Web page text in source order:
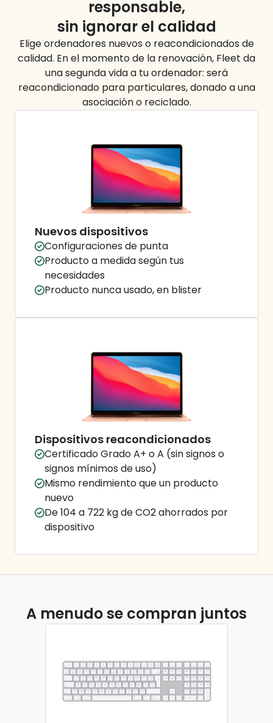
responsable,
sin ignorar el calidad
Elige ordenadores nuevos o reacondicionados de
calidad. En el momento de la renovación, Fleet da
una segunda vida a tu ordenador: será
reacondicionado para particulares, donado a una
asociación o reciclado.
Nuevos dispositivos
Configuraciones de punta
Producto a medida según tus
necesidades
Producto nunca usado, en blister
Dispositivos reacondicionados
Certificado Grado A+ o A (sin signos o
signos mínimos de uso)
Mismo rendimiento que un producto
nuevo
De 104 a 722 kg de CO2 ahorrados por
dispositivo
A menudo se compran juntos